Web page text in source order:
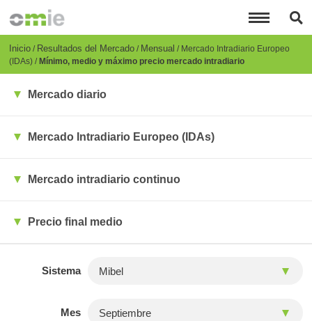
principal
Breadcrumb
Inicio Resultados del Mercado Mensual
Mercado Intradiario Europeo
(IDAs) Mínimo, medio y máximo precio mercado intradiario
Mercado diario
Mercado Intradiario Europeo (IDAs)
Mercado intradiario continuo
Precio final medio
Sistema
Mes